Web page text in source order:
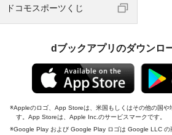
ドコモスポーツくじ
dブックアプリのダウンロ
Appleのロゴ、App Storeは、米国もしくはその他の国
す。App Storeは、Apple Inc.のサービスマークです。
Google Play および Google Play ロゴは Google LLC の